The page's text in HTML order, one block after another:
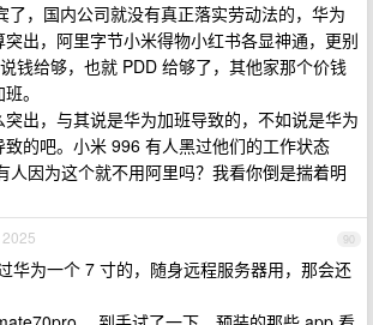
了，国内公司就没有真正落实劳动法的，华为
出，阿里字节小米得物小红书各显神通，更别
钱给够，也就 PDD 给够了，其他家那个价钱
。
突出，与其说是华为加班导致的，不如说是华为
的吧。小米 996 有人黑过他们的工作状态
人因为这个就不用阿里吗？我看你倒是揣着明
90
华为一个 7 寸的，随身远程服务器用，那会还